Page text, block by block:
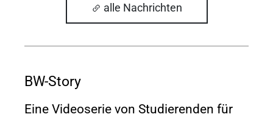
alle Nachrichten
BW-Story
Eine Videoserie von Studierenden für